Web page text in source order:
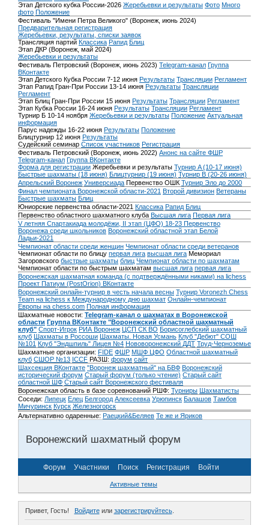
Этап Детского кубка России-2026 Жеребьевки и результаты Фото Много
фото Положение
Фестиваль "Имени Петра Великого" (Воронеж, июнь 2024)
Предварительная регистрация
Жеребьевки, результаты, списки заявок
Трансляция партий Классика Рапид Блиц
Этап ДКР (Воронеж, май 2024)
Жеребьевки и результаты
Фестиваль Петровский (Воронеж, июнь 2023) Telegram-канал Группа
ВКонтакте
Этап Детского Кубка России 7-12 июня Результаты Трансляции Регламент
Этап Рапид Гран-При России 13-14 июня Результаты Трансляции
Регламент
Этап Блиц Гран-При России 15 июня Результаты Трансляции Регламент
Этап Кубка России 16-24 июня Результаты Трансляции Регламент
Турнир Б 10-14 ноября Жеребьевки и результаты Положение Актуальная
информация
Парус надежды 16-22 июня Результаты Положение
Блицтурнир 12 июня Результаты
Судейский семинар Список участников Регистрация
Фестиваль Петровский (Воронеж, июнь 2022) Анонс на сайте ФШР
Telegram-канал Группа ВКонтакте
Форма для регистрации Жеребьевки и результаты Турнир A (10-17 июня)
Быстрые шахматы (18 июня) Блицтурнир (19 июня) Турнир B (20-26 июня)
Апрельский Воронеж Универсиада Первенство ОШК Турнир Эло до 2000
Финал чемпионата Воронежской области-2021 Второй дивизион Ветераны
Быстрые шахматы Блиц
Юниорские первенства области-2021 Классика Рапид Блиц
Первенство областного шахматного клуба Высшая лига Первая лига
V летняя Спартакиада молодёжи, II этап (ЦФО) 18-23 Первенство
Воронежа среди школьников Воронежский областной этап Белой
Ладьи-2021
Чемпионат области среди женщин Чемпионат области среди ветеранов
Чемпионат области по блицу первая лига высшая лига Мемориал
Загоровского быстрые шахматы блиц Чемпионат области по шахматам
Чемпионат области по быстрым шахматам высшая лига первая лига
Воронежская шахматная команда (с подтверждёнными никами) на lichess
Проект Патиум (PostOrion) ВКонтакте
Воронежский онлайн-турнир в честь начала весны Турнир Voronezh Chess
Team на lichess к Международному дню шахмат Онлайн-чемпионат
Европы на chess.com Полная информация
Шахматные новости: Telegram-канал о шахматах в Воронежской
области Группа ВКонтакте "Воронежский областной шахматный
клуб" Спорт-Игрок РИА Воронеж ЦСП СК ВО Борисоглебский шахматный
клуб Шахматы в Россоши Шахматы. Новая Усмань Клуб "Дебют" СОШ
№101 Клуб "Эндшпиль" Лицея №4 Нововоронежский ДДТ Труд-Черноземье
Шахматные организации: FIDE ФШР МШФ ЦФО Областной шахматный
клуб СШОР №13 ICCF РАЗШ: форум сайт
Шахсекция ВКонтакте "Воронеж шахматный" на БВФ Воронежский
исторический форум Cтарый форум (только чтение) Старый сайт
областной ШФ Старый сайт Воронежского фестиваля
Воронежская область в базе соревнований РШФ: Турниры Шахматисты
Соседи: Липецк Елец Белгород Алексеевка Урюпинск Балашов Тамбов
Мичуринск Курск Железногорск
Альтернативно одаренные: Раецкий&Беляев Те же и Яриков
Воронежский шахматный форум
Форум Участники Поиск Регистрация Войти
Активные темы
Привет, Гость! Войдитеили зарегистрируйтесь.